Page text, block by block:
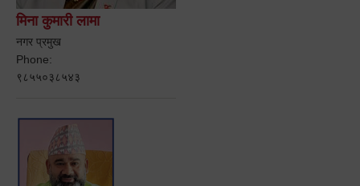
मिना कुमारी लामा
नगर प्रमुख
Phone:
९८५५०३८५४३